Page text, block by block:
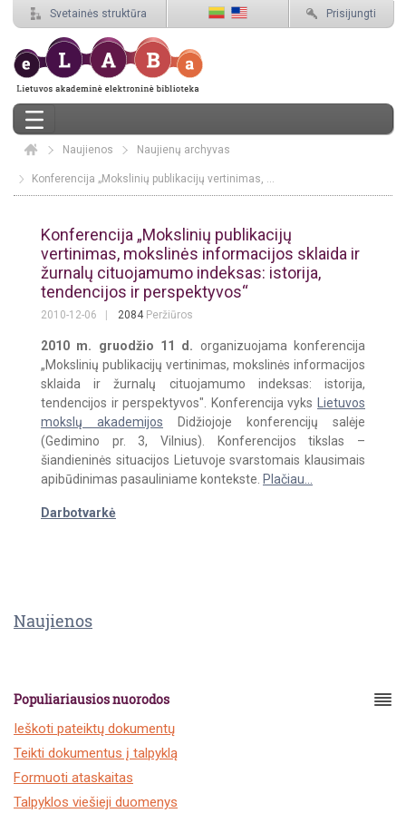
Svetainės struktūra Prisijungti
Elaba
Naujienos Naujienų archyvas
Konferencija „Mokslinių publikacijų
vertinimas, mokslinės informacijos sklaida ir
žurnalų cituojamumo indeksas: istorija,
tendencijos ir perspektyvos“
2010-12-06 2084Peržiūros
2010 m. gruodžio 11 d. organizuojama konferencija
„Mokslinių publikacijų ver­ti­ni­mas, mokslinės informacijos
sklaida ir žurnalų cituojamumo indeksas: istorija,
tendencijos ir perspektyvos". Konferencija vyks
Lietuvos
mokslų aka­de­mi­jos Didžiojoje konferencijų salėje
(Gedimino pr. 3, Vilnius). Kon­fe­ren­ci­jos tikslas –
šiandieninės situacijos Lietuvoje svarstomais klau­si­mais
api­bū­di­ni­mas pasauliniame kontekste. Plačiau...
Darbotvarkė
Naujienos
Populiariausios nuorodos
Ieškoti pateiktų dokumentų
Teikti dokumentus į talpyklą
Formuoti ataskaitas
Talpyklos viešieji duomenys